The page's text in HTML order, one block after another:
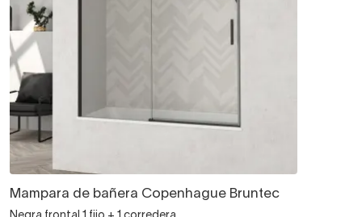
Mampara de bañera Copenhague Bruntec